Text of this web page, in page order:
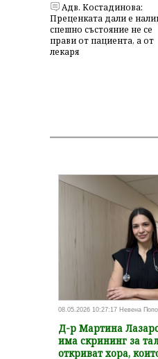
Адв. Костадинова:
Преценката дали е
спешно състояние не се
прави от пациента, а от
лекаря
08.05.2026 10:27:17 Невена
Д-р Мартина
има скрининг за
откриват хора,